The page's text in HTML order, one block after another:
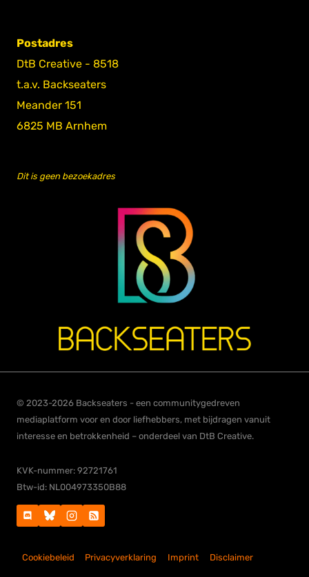
Postadres
DtB Creative - 8518
t.a.v. Backseaters
Meander 151
6825 MB Arnhem
Dit is geen bezoekadres
© 2023-2026 Backseaters - een communitygedreven
mediaplatform voor en door liefhebbers, met bijdragen vanuit
interesse en betrokkenheid – onderdeel van DtB Creative.
KVK-nummer: 92721761
Btw-id: NL004973350B88
Cookiebeleid Privacyverklaring Imprint Disclaimer